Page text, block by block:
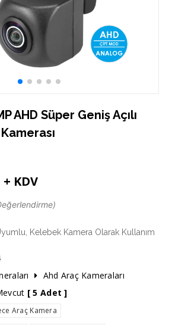
AHD Süper Geniş Açılı
+ KDV
Kelebek Kamera Olarak Kullanım
Ahd Araç Kameraları
[ 5 Adet ]
Araç Kamera